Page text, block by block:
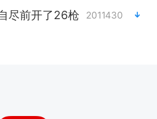
尽前开了26枪 2011430